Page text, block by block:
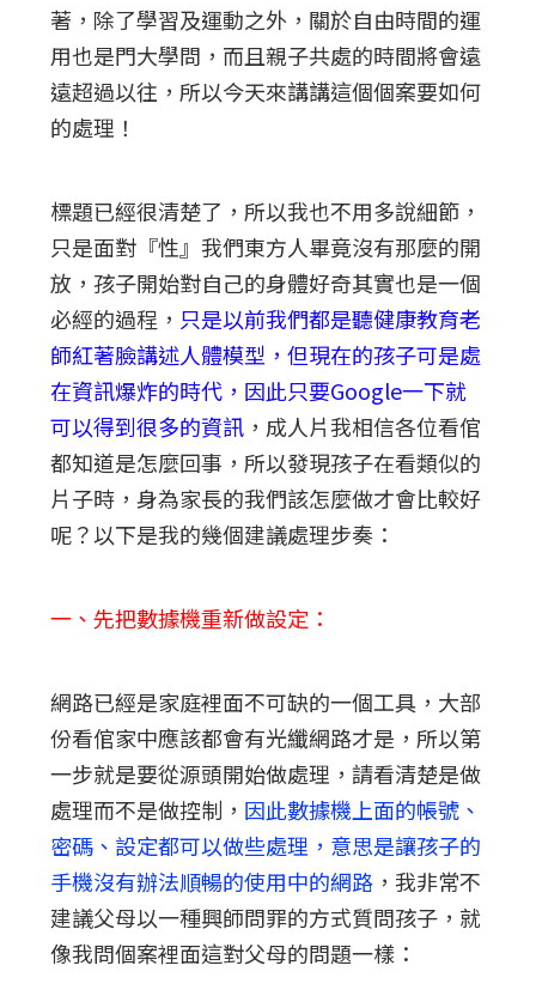
著，除了學習及運動之外，關於自由時間的運
用也是門大學問，而且親子共處的時間將會遠
遠超過以往，所以今天來講講這個個案要如何
的處理！
標題已經很清楚了，所以我也不用多說細節，
只是面對『性』我們東方人畢竟沒有那麼的開
放，孩子開始對自己的身體好奇其實也是一個
必經的過程， 只是以前我們都是聽健康教育老
師紅著臉講述人體模型，但現在的孩子可是處
在資訊爆炸的時代，因此只要Google一下就
可以得到很多的資訊 ，成人片我相信各位看倌
都知道是怎麼回事，所以發現孩子在看類似的
片子時，身為家長的我們該怎麼做才會比較好
呢？以下是我的幾個建議處理步奏：
一、先把數據機重新做設定：
網路已經是家庭裡面不可缺的一個工具，大部
份看倌家中應該都會有光纖網路才是，所以第
一步就是要從源頭開始做處理，請看清楚是做
處理而不是做控制， 因此數據機上面的帳號、
密碼、設定都可以做些處理，意思是讓孩子的
手機沒有辦法順暢的使用中的網路 ，我非常不
建議父母以一種興師問罪的方式質問孩子，就
像我問個案裡面這對父母的問題一樣：